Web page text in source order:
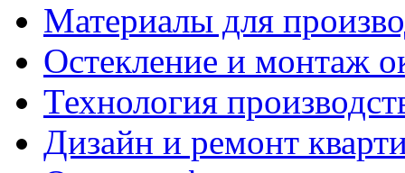
Материалы для
Остекление и монтаж
Технология
Дизайн и ремонт